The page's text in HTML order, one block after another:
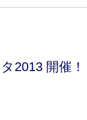
2013 開催！